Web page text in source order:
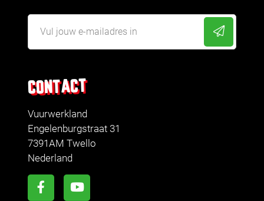
CONTACT
Vuurwerkland
Engelenburgstraat 31
7391AM Twello
Nederland